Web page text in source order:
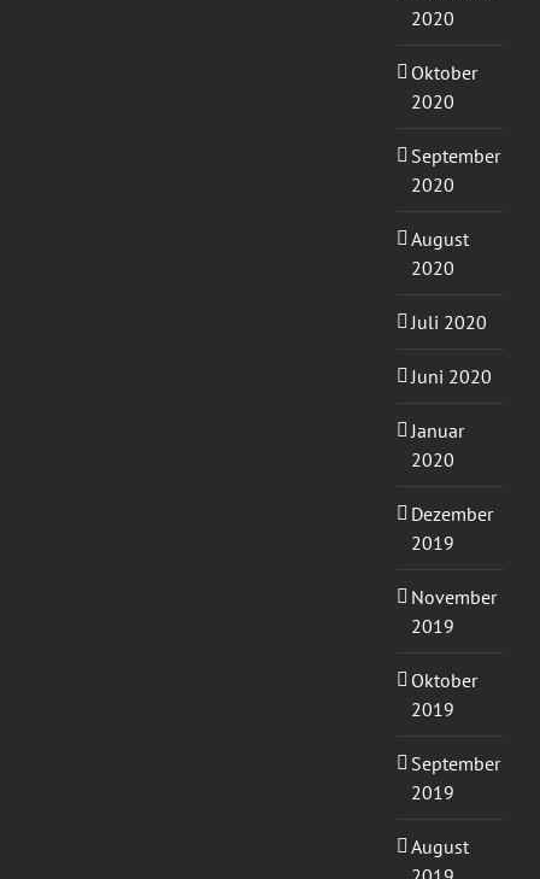
2020
Oktober
2020
September
2020
August
2020
Juli 2020
Juni 2020
Januar
2020
Dezember
2019
November
2019
Oktober
2019
September
2019
August